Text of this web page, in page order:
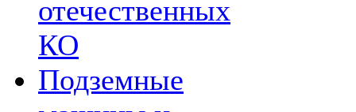
отечественных
КО
Подземные